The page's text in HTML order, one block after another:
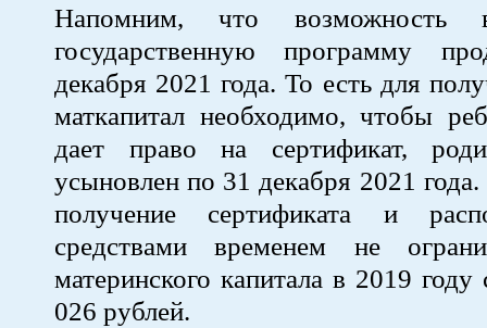
Напомним, что возможность
государственную программу
декабря 2021 года. То есть для
маткапитал необходимо, чтобы
дает право на сертификат,
усыновлен по 31 декабря 2021
получение сертификата и
средствами временем не
материнского капитала в 2019 году
026 рублей.